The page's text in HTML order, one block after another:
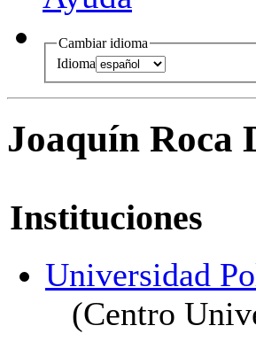
Cambiar idioma
Idioma
Joaquín Roca
Instituciones
Universidad
(Centro